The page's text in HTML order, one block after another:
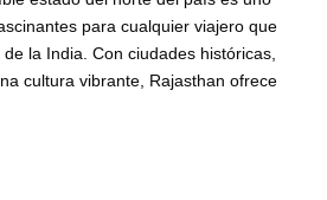
para cualquier viajero que
la India. Con ciudades históricas,
cultura vibrante, Rajasthan ofrece